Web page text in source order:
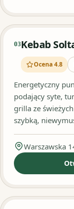
03Kebab
Ocena 4.8
Energetyczny
podający syte,
grilla ze
szybką,
Warszawska